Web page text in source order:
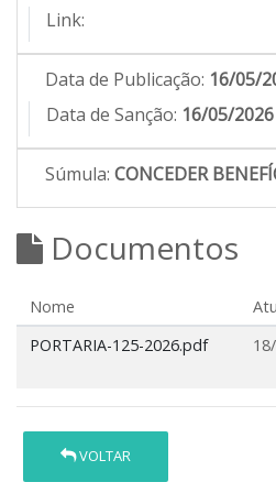
Link:
Data de Publicação: 16/05/
Data de Sanção: 16/05/2026
Súmula: CONCEDER
Documentos
Nome
PORTARIA-125-2026.pdf
VOLTAR